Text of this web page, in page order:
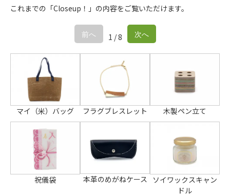
これまでの「Closeup！」の内容をご覧いただけます。
前へ 1 / 8 次へ
マイ（米）バッグ フラグブレスレット 木製ペン立て
祝儀袋 本革のめがねケース
ソイワックスキャン
ドル